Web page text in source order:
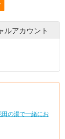
ルアカウント
田の湯で一緒にお